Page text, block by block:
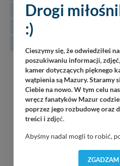
18 19 20
24
08
08.2026
Luka
Piękna Góra / Port Łabędzi
oJ TaM
Wilkasy / Port Resort
Wilkasy / Port AZS Wilkasy /
Jack Sparrow Band
Drogi
:)
Cieszymy się, że odwiedziłeś
poszukiwaniu informacji,
kamer dotyczących pięknego
wątpienia są Mazury. Staramy
Ciebie na nowo. W tym celu
wręcz fanatyków Mazur
poprzez jego rozbudowę oraz
treści i zdjęć.
Abyśmy nadal mogli to robić,
dostosować do TwoichZGADZAM